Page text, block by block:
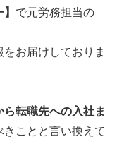
で元労務担当の
お届けしておりま
ら転職先への入社ま
きことと言い換えて